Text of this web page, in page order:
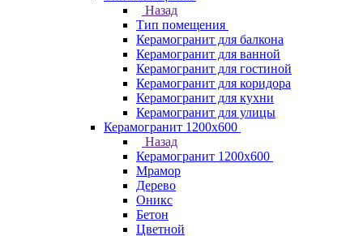
Назад
Тип помещения
Керамогранит для балкона
Керамогранит для ванной
Керамогранит для гостиной
Керамогранит для коридора
Керамогранит для кухни
Керамогранит для улицы
Керамогранит 1200х600
Назад
Керамогранит 1200х600
Мрамор
Дерево
Оникс
Бетон
Цветной